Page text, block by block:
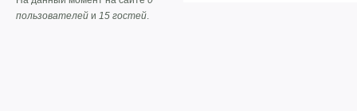
пользователей и 15 гостей.